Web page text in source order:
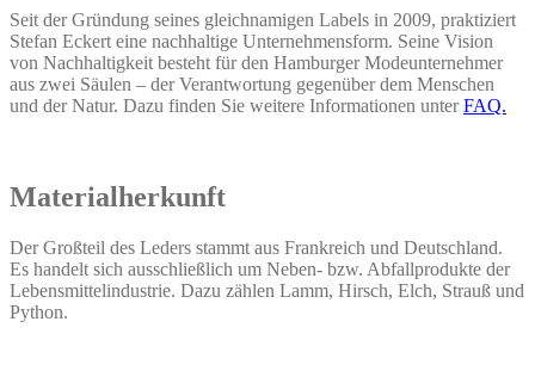
Seit der Gründung seines gleichnamigen Labels in 2009, praktiziert
Stefan Eckert eine nachhaltige Unternehmensform. Seine Vision
von Nachhaltigkeit besteht für den Hamburger Modeunternehmer
aus zwei Säulen – der Verantwortung gegenüber dem Menschen
und der Natur. Dazu finden Sie weitere Informationen unterFAQ.
Materialherkunft
Der Großteil des Leders stammt aus Frankreich und Deutschland.
Es handelt sich ausschließlich um Neben- bzw. Abfallprodukte der
Lebensmittelindustrie. Dazu zählen Lamm, Hirsch, Elch, Strauß und
Python.